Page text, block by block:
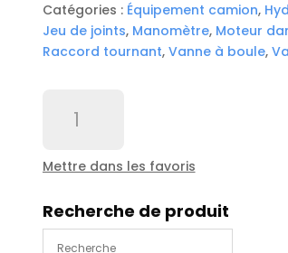
Catégories : Équipement camion,
Jeu de joints, Manomètre, Moteur
Raccord tournant, Vanne à boule,
Hydraulique
/1
-
Mettre dans les favoris
Recherche de produit